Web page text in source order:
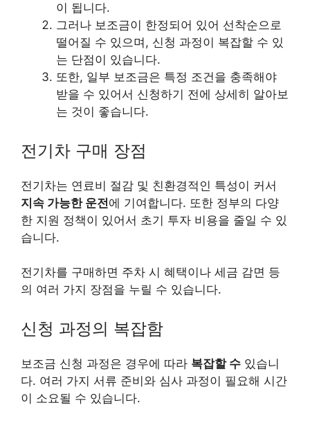
이 됩니다.
그러나 보조금이 한정되어 있어 선착순으로
떨어질 수 있으며, 신청 과정이 복잡할 수 있
는 단점이 있습니다.
또한, 일부 보조금은 특정 조건을 충족해야
받을 수 있어서 신청하기 전에 상세히 알아보
는 것이 좋습니다.
전기차 구매 장점
전기차는 연료비 절감 및 친환경적인 특성이 커서
지속 가능한 운전에 기여합니다. 또한 정부의 다양
한 지원 정책이 있어서 초기 투자 비용을 줄일 수 있
습니다.
전기차를 구매하면 주차 시 혜택이나 세금 감면 등
의 여러 가지 장점을 누릴 수 있습니다.
신청 과정의 복잡함
보조금 신청 과정은 경우에 따라 복잡할 수 있습니
다. 여러 가지 서류 준비와 심사 과정이 필요해 시간
이 소요될 수 있습니다.